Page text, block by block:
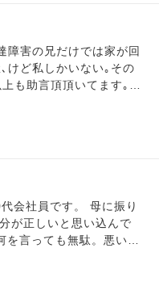
のに勝手に掃除された
しては、彼が来るときに
を母だけに任せず手伝
んなことでいちいちイ
ば良いのでしょうか。
検討してますが、その
も自分の私生活への干
ョンが溜まってるのも
問題はあるんでしょ
入らないです...元々労働
障害の兄だけでは家が回
けど私しかいない｡その
も助言頂頂いてます｡本
ない溜め込む人達｡家全
は私の為に頑張って長
良い事など何もなく､あ
くなったのかも‥ お考え
会社員です。 母に振り
が正しいと思い込んで
言っても無駄。悪いの
嫌が悪いと周りを巻き込
す。わがままで偏食、病